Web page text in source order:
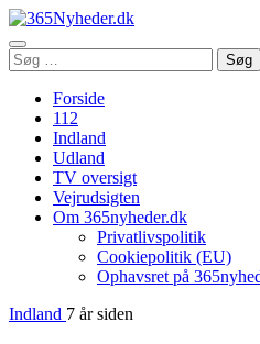
Åbn
menu
Søg
efter:
Søg
Forside
112
Indland
Udland
TV oversigt
Vejrudsigten
Om 365nyheder.dk
Privatlivspolitik
Cookiepolitik (EU)
Ophavsret på
Indland 7 år siden